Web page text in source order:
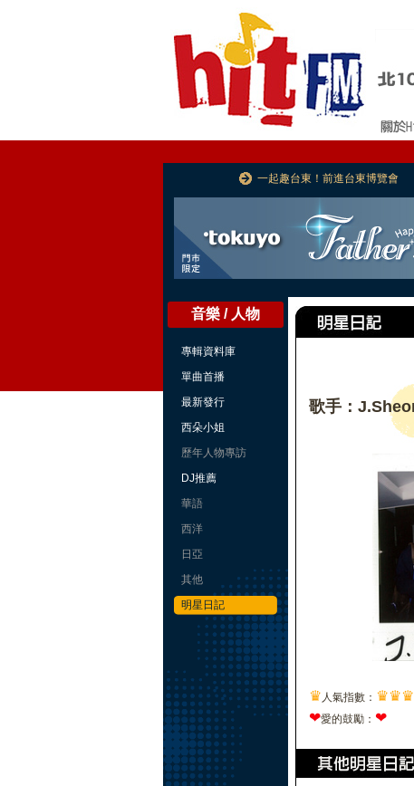
一起趣台東！前進台東博覽會
音樂 / 人物
專輯資料庫
單曲首播
最新發行
西朵小姐
歷年人物專訪
DJ推薦
華語
西洋
日亞
其他
明星日記
歌手：
♛ 人氣指數： ♛♛♛
❤愛的鼓勵： ❤